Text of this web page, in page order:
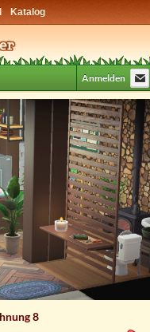
Katalog
Anmelden
8